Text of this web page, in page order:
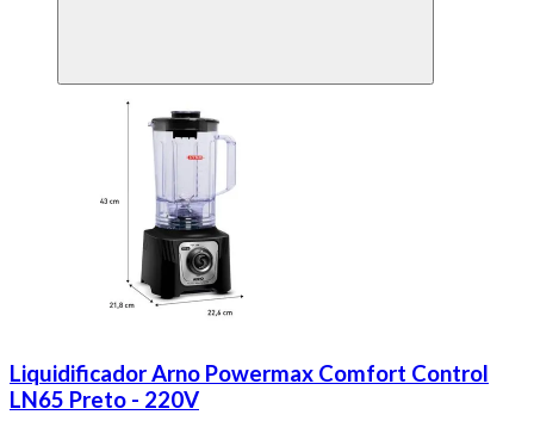
Liquidificador Arno Powermax Comfort Control
LN65 Preto - 220V